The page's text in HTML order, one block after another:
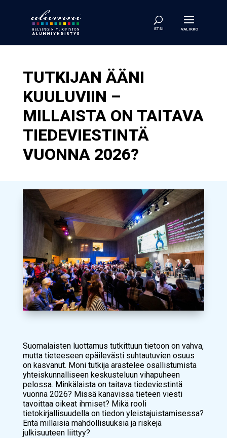
TUTKIJAN ÄÄNI
KUULUVIIN –
MILLAISTA ON TAITAVA
TIEDEVIESTINTÄ
VUONNA 2026?
Suomalaisten luottamus tutkittuun tietoon on vahva,
mutta tieteeseen epäilevästi suhtautuvien osuus
on kasvanut. Moni tutkija arastelee osallistumista
yhteiskunnalliseen keskusteluun vihapuheen
pelossa. Minkälaista on taitava tiedeviestintä
vuonna 2026? Missä kanavissa tieteen viesti
tavoittaa oikeat ihmiset? Mikä rooli
tietokirjallisuudella on tiedon yleistajuistamisessa?
Entä millaisia mahdollisuuksia ja riskejä
julkisuuteen liittyy?